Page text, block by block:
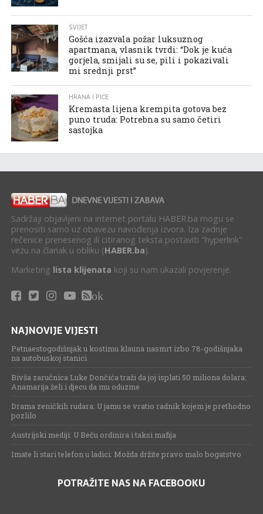
SVIJET
Gošća izazvala požar luksuznog
apartmana, vlasnik tvrdi: “Dok je kuća
gorjela, smijali su se, pili i pokazivali
mi srednji prst”
HRANA I PIĆE
Kremasta lijena krempita gotova bez
puno truda: Potrebna su samo četiri
sastojka
Sadržaji objavljeni na internet portalu HABER.ba mogu se
prenositi samo uz obavezu navođenja izvora. Iza zadnje
rečenice prenesenog ili citiranog teksta postaviti "hyperlink"
vezu na članak u obliku (HABER.ba).
Marketing lista klijenata koji su nam ukazali povjerenje.
ok
NAJNOVIJE VIJESTI
Petnaestogodišnjak u kostimu klauna nasmrt izbo 78-godišnjaka
na autobuskoj stanici
Bivša zaručnica Luke Dončića traži da joj isplati 50 miliona dolara:
Anamarija želi i djecu da mu oduzme
Drama zeničkih rudara: U jamu se vratio radnik kojem je prethodno
pozlilo
Austrijski mediji: U Beču ordinira i taksi mafija
Imate li stari telefon u ladici: Možda držite pravo malo bogatstvo
POTRAŽITE NAS NA FACEBOOKU